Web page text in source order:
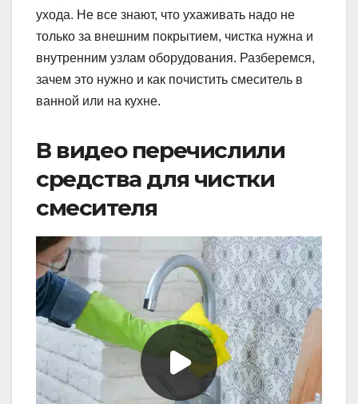
ухода. Не все знают, что ухаживать надо не
только за внешним покрытием, чистка нужна и
внутренним узлам оборудования. Разберемся,
зачем это нужно и как почистить смеситель в
ванной или на кухне.
В видео перечислили
средства для чистки
смесителя